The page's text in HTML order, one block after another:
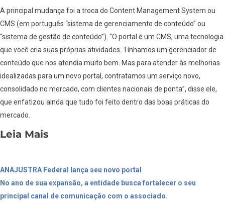
A principal mudança foi a troca do Content Management System ou
CMS (em português “sistema de gerenciamento de conteúdo” ou
“sistema de gestão de conteúdo”). “O portal é um CMS, uma tecnologia
que você cria suas próprias atividades. Tínhamos um gerenciador de
conteúdo que nos atendia muito bem. Mas para atender às melhorias
idealizadas para um novo portal, contratamos um serviço novo,
consolidado no mercado, com clientes nacionais de ponta”, disse ele,
que enfatizou ainda que tudo foi feito dentro das boas práticas do
mercado.
Leia Mais
ANAJUSTRA Federal lança seu novo portal
No ano de sua expansão, a entidade busca fortalecer o seu
principal canal de comunicação com o associado.